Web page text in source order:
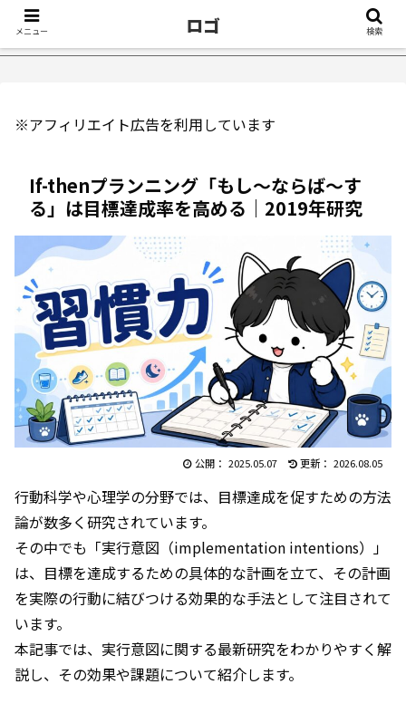
きっかけ５選｜不眠症体験談 【18万再生】YouTube：う
※アフィリエイト広告を利用しています
If-thenプランニング「もし～ならば～す
る」は目標達成率を高める｜2019年研究
2025.05.07 2026.08.05
行動科学や心理学の分野では、目標達成を促すための方法
論が数多く研究されています。
その中でも「実行意図（implementation intentions）」
は、目標を達成するための具体的な計画を立て、その計画
を実際の行動に結びつける効果的な手法として注目されて
います。
本記事では、実行意図に関する最新研究をわかりやすく解
説し、その効果や課題について紹介します。
メニュー ロゴ 検索